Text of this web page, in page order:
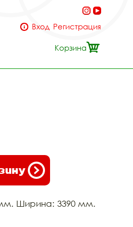
Вход Регистрация
Корзина
Ширина: 3390 мм.